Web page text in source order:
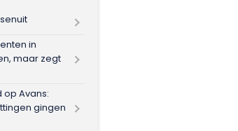
in
maar zegt
Avans:
gingen